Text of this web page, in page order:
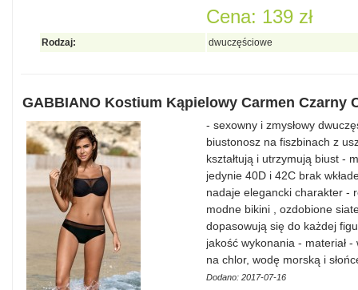
Cena: 139 zł
Rodzaj: dwuczęściowe
GABBIANO Kostium Kąpielowy Carmen Czarny
- sexowny i zmysłowy
biustonosz na fiszbinach z
kształtują i utrzymują biust -
jedynie 40D i 42C brak
nadaje elegancki charakter -
modne bikini , ozdobione
dopasowują się do każdej
jakość wykonania - materiał
na chlor, wodę morską i
Dodano: 2017-07-16